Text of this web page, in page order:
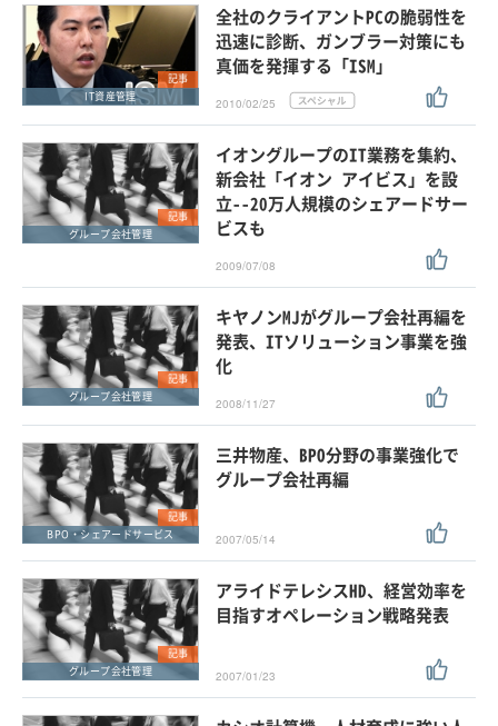
記事
IT資産管理
全社のクライアントPCの脆弱性を
迅速に診断、ガンブラー対策にも
真価を発揮する「ISM」
2010/02/25
記事
グループ会社管理
イオングループのIT業務を集約、
新会社「イオン アイビス」を設
立--20万人規模のシェアードサー
ビスも
2009/07/08
記事
グループ会社管理
キヤノンMJがグループ会社再編を
発表、ITソリューション事業を強
化
2008/11/27
記事
BPO・シェアードサービス
三井物産、BPO分野の事業強化で
グループ会社再編
2007/05/14
記事
グループ会社管理
アライドテレシスHD、経営効率を
目指すオペレーション戦略発表
2007/01/23